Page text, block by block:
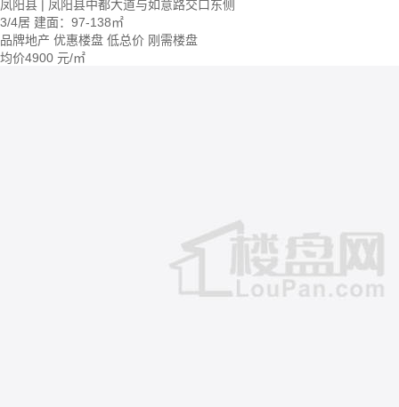
凤阳县 | 凤阳县中都大道与如意路交口东侧
3/4居 建面：97-138㎡
品牌地产 优惠楼盘 低总价 刚需楼盘
均价4900 元/㎡